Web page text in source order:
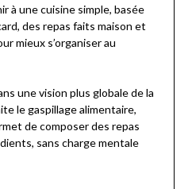
à une cuisine simple, basée
des repas faits maison et
mieux s’organiser au
une vision plus globale de la
le gaspillage alimentaire,
de composer des repas
sans charge mentale